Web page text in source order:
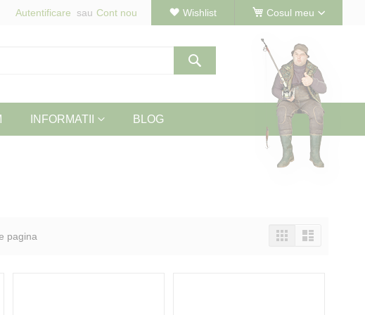
Cosul meu
Wishlist
Autentificare Cont nou
INFORMATII BLOG
pagina
Vizualizeaza
ca
TabelLista